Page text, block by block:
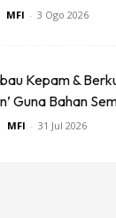
MFI - 3 Ogo 2026
Kepam &
Guna Bahan
MFI - 31 Jul 2026